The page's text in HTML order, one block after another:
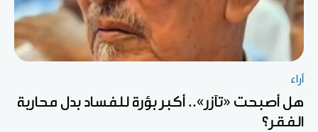
آراء
هل أصبحت «تآزر».. أكبر بؤرة للفساد بدل محاربة
الفقر؟